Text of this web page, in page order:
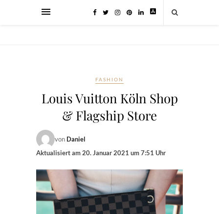
FASHION
Louis Vuitton Köln Shop
& Flagship Store
von Daniel
Aktualisiert am20. Januar 2021 um 7:51 Uhr